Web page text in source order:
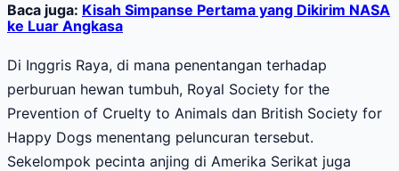
Baca juga: Kisah Simpanse Pertama yang Dikirim NASA
ke Luar Angkasa
Di Inggris Raya, di mana penentangan terhadap
perburuan hewan tumbuh, Royal Society for the
Prevention of Cruelty to Animals dan British Society for
Happy Dogs menentang peluncuran tersebut.
Sekelompok pecinta anjing di Amerika Serikat juga